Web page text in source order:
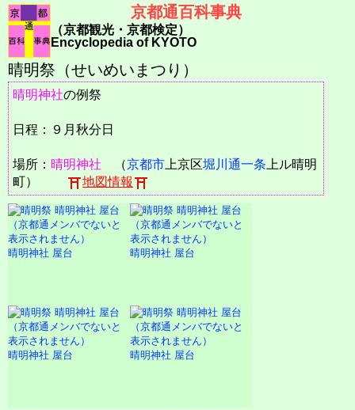
京都通百科事典
（京都観光・京都検定）
Encyclopedia of KYOTO
晴明祭（せいめいまつり）
晴明神社の例祭
日程：９月秋分日
場所： 晴明神社 （京都市 上京区堀川通一条 上ル晴明
町）
地図情報
晴明神社 屋台 晴明神社 屋台
晴明神社 屋台 晴明神社 屋台